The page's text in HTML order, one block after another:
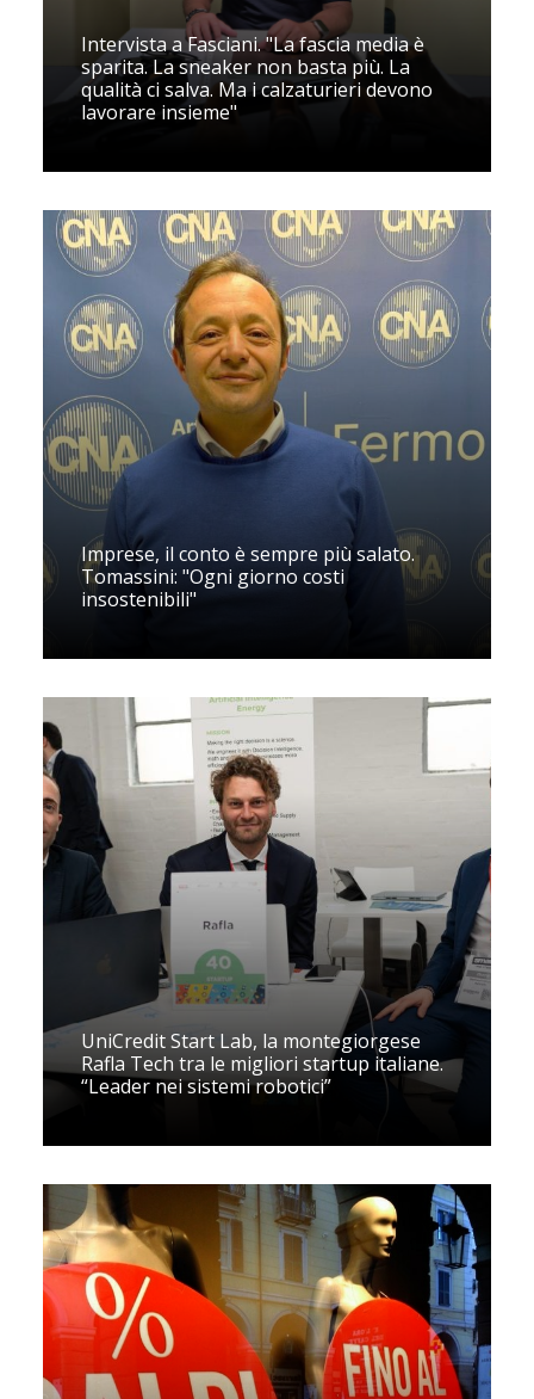
Intervista a Fasciani. "La fascia media è
sparita. La sneaker non basta più. La
qualità ci salva. Ma i calzaturieri devono
lavorare insieme"
Imprese, il conto è sempre più salato.
Tomassini: "Ogni giorno costi
insostenibili"
UniCredit Start Lab, la montegiorgese
Rafla Tech tra le migliori startup italiane.
“Leader nei sistemi robotici”